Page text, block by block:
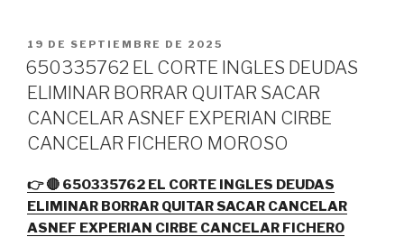
PUBLICADO
EL
19 DE SEPTIEMBRE DE 2025
650335762 EL CORTE INGLES DEUDAS
ELIMINAR BORRAR QUITAR SACAR
CANCELAR ASNEF EXPERIAN CIRBE
CANCELAR FICHERO MOROSO
👉 🔴 650335762 EL CORTE INGLES DEUDAS
ELIMINAR BORRAR QUITAR SACAR CANCELAR
ASNEF EXPERIAN CIRBE CANCELAR FICHERO